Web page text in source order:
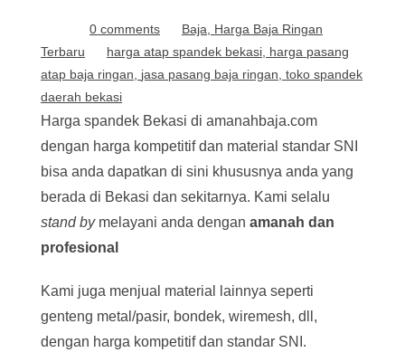
0 comments Baja
Harga Baja Ringan
Terbaru
harga atap spandek bekasi harga pasang
atap baja ringan
jasa pasang baja ringan toko spandek
daerah bekasi
Harga spandek Bekasi di amanahbaja.com
dengan harga kompetitif dan material standar SNI
bisa anda dapatkan di sini khususnya anda yang
berada di Bekasi dan sekitarnya. Kami selalu
stand bymelayani anda dengan amanah dan
profesional
Kami juga menjual material lainnya seperti
genteng metal/pasir, bondek, wiremesh, dll,
dengan harga kompetitif dan standar SNI.